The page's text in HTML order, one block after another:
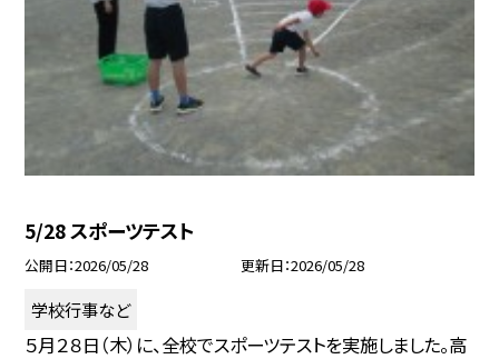
5/28 スポーツテスト
公開日 2026/05/28 更新日 2026/05/28
学校行事など
５月２８日（木）に、全校でスポーツテストを実施しました。高